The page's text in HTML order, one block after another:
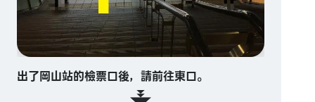
出了岡山站的檢票口後，請前往東口。